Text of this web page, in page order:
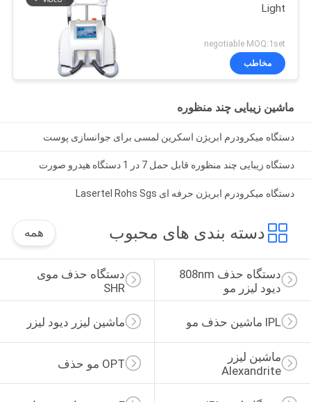
Light
negotiable MOQ:1set
مخاطب
ماشین زیبایی چند منظوره
دستگاه میکرودرم ابریژن اسکرین لمسی برای جوانسازی پوست
دستگاه زیبایی چند منظوره قابل حمل 7 در 1 دستگاه هیدرو صورت
دستگاه میکرودرم ابریژن حرفه ای Lasertel Rohs Sgs
دسته بندی های محبوب همه
دستگاه حذف موی
SHR
دیود لیزر مو
ماشین لیزر دیود لیزر IPL ماشین حذف مو
OPT مو حذف
ماشین لیزر
Alexandrite